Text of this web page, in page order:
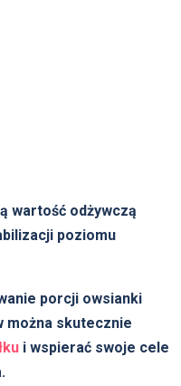
wartość odżywczą
poziomu
porcji owsianki
można skutecznie
i wspierać swoje cele